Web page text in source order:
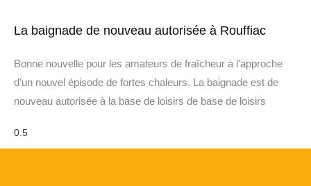
La baignade de nouveau autorisée à Rouffiac
Bonne nouvelle pour les amateurs de fraîcheur à l’approche
d’un nouvel épisode de fortes chaleurs. La baignade est de
nouveau autorisée à la base de loisirs de base de loisirs